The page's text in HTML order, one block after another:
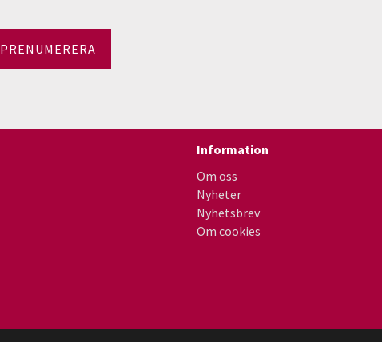
PRENUMERERA
Information
Om oss
Nyheter
Nyhetsbrev
Om cookies